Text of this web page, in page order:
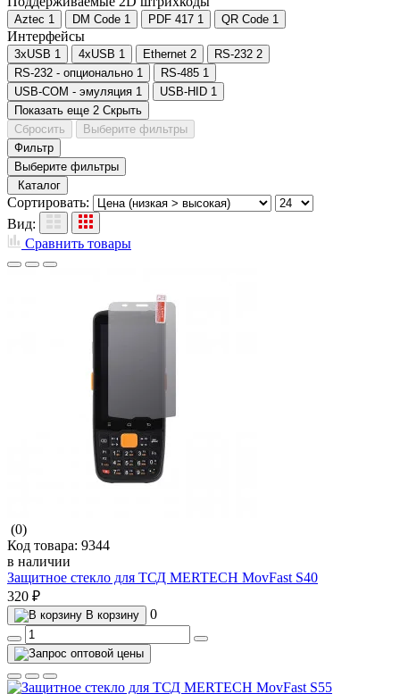
Aztec 1 DM Code 1 PDF 417 1 QR Code 1
Интерфейсы
3хUSB 1 4хUSB 1 Ethernet 2 RS-232 2
RS-232 - опционально 1 RS-485 1
USB-COM - эмуляция 1 USB-HID 1
Показать еще 2 Скрыть
Сбросить
Выберите фильтры
Фильтр
Выберите фильтры
Каталог
Сортировать:
Вид:
Сравнить товары
(0)
Код товара: 9344
в наличии
Защитное стекло для ТСД MERTECH MovFast S40
320 ₽
В корзину 0